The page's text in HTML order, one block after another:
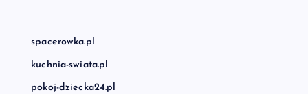
spacerowka.pl
kuchnia-swiata.pl
pokoj-dziecka24.pl